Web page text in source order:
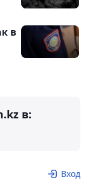
в
в:
Вход